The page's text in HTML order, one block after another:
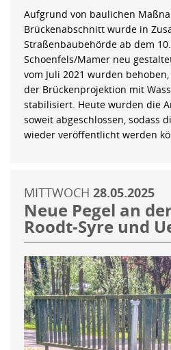
Aufgrund von baulichen
Brückenabschnitt wurde in
Straßenbaubehörde ab dem
Schoenfels/Mamer neu
vom Juli 2021 wurden
der Brückenprojektion mit
stabilisiert. Heute wurden die
soweit abgeschlossen, sodass
wieder veröffentlicht werden
MITTWOCH 28.05.2025
Neue Pegel an
Roodt-Syre und